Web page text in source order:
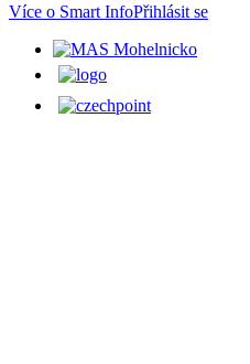
Více o Smart InfoPřihlásit se